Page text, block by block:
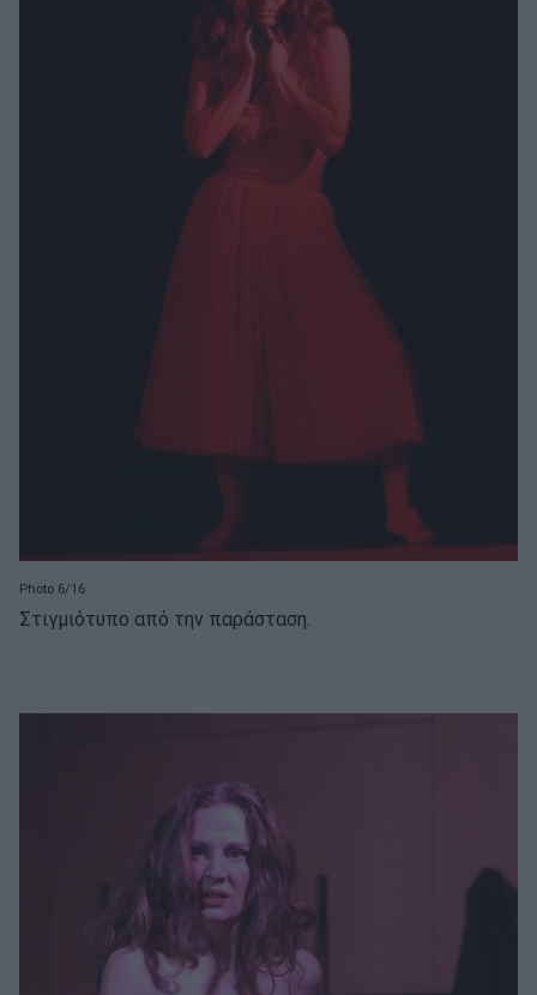
Photo 6/16
Στιγμιότυπο από την παράσταση.